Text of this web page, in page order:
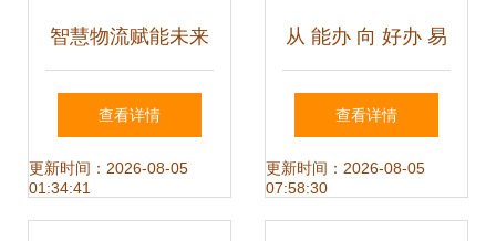
智慧物流赋能未来
传化智联在世界互
联网大会展示创新
查看详情
更新时间：2026-08-05
01:34:41
从 能办 向 好办 易
办 满意办 的转型
升级之路 邵阳市烟
查看详情
更新时间：2026-08-05
07:58:30